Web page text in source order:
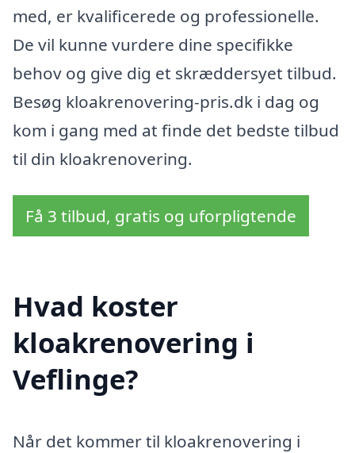
med, er kvalificerede og professionelle.
De vil kunne vurdere dine specifikke
behov og give dig et skræddersyet tilbud.
Besøg kloakrenovering-pris.dk i dag og
kom i gang med at finde det bedste tilbud
til din kloakrenovering.
Få 3 tilbud, gratis og uforpligtende
Hvad koster
kloakrenovering i
Veflinge?
Når det kommer til kloakrenovering i